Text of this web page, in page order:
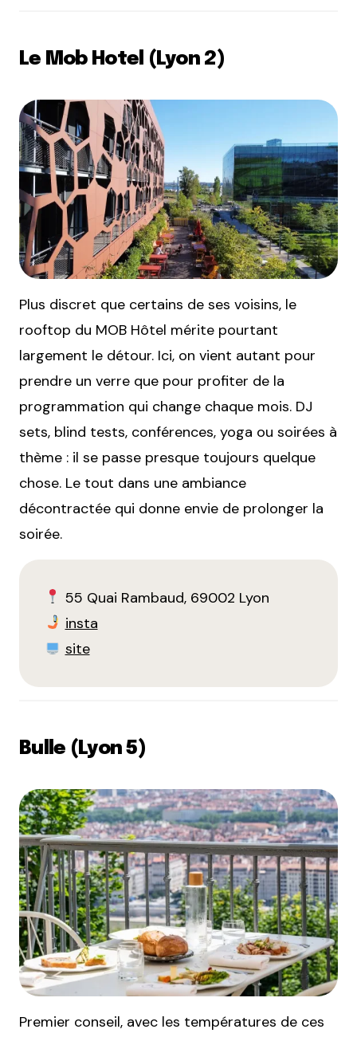
Le Mob Hotel (Lyon 2)
Plus discret que certains de ses voisins, le
rooftop du MOB Hôtel mérite pourtant
largement le détour. Ici, on vient autant pour
prendre un verre que pour profiter de la
programmation qui change chaque mois. DJ
sets, blind tests, conférences, yoga ou soirées à
thème : il se passe presque toujours quelque
chose. Le tout dans une ambiance
décontractée qui donne envie de prolonger la
soirée.
55 Quai Rambaud, 69002 Lyon
insta
site
Bulle (Lyon 5)
Premier conseil, avec les températures de ces